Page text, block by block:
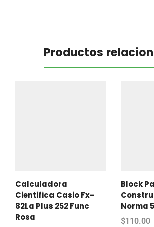
Productos
Calculadora
Cientifica Casio Fx-
82La Plus 252 Func
Rosa
Block
Norma
$110.00